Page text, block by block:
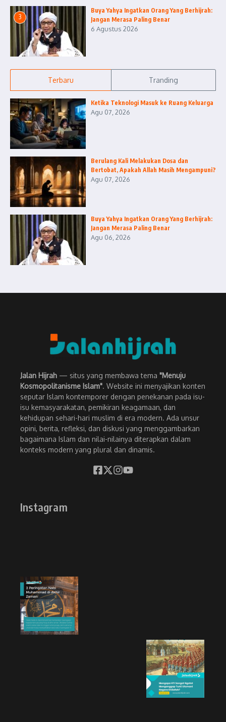
3
Buya Yahya Ingatkan Orang Yang Berhijrah:
Jangan Merasa Paling Benar
6 Agustus 2026
Terbaru Tranding
Ketika Teknologi Masuk ke Ruang Keluarga
Agu 07, 2026
Berulang Kali Melakukan Dosa dan
Bertobat, Apakah Allah Masih Mengampuni?
Agu 07, 2026
Buya Yahya Ingatkan Orang Yang Berhijrah:
Jangan Merasa Paling Benar
Agu 06, 2026
Jalan Hijrah — situs yang membawa tema "Menuju
Kosmopolitanisme Islam". Website ini menyajikan konten
seputar Islam kontemporer dengan penekanan pada isu-
isu kemasyarakatan, pemikiran keagamaan, dan
kehidupan sehari-hari muslim di era modern. Ada unsur
opini, berita, refleksi, dan diskusi yang menggambarkan
bagaimana Islam dan nilai-nilainya diterapkan dalam
konteks modern yang plural dan dinamis.
Instagram